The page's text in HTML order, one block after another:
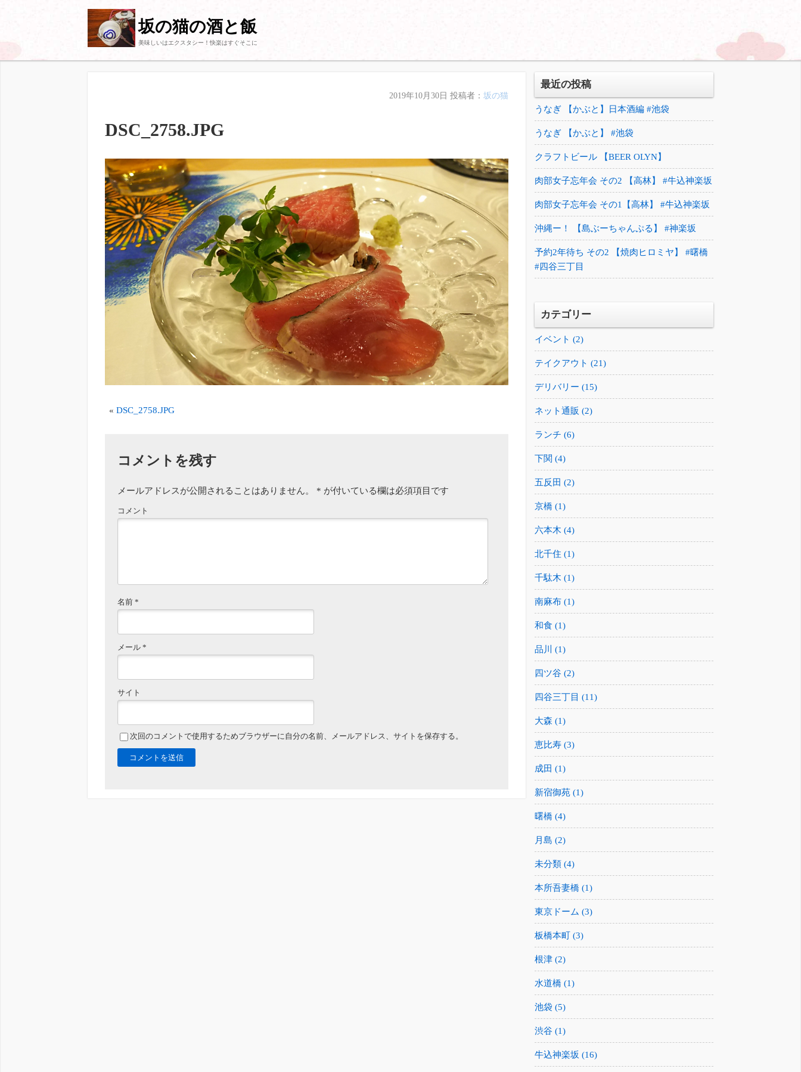
坂の猫の酒と飯
美味しいはエクスタシー！快楽はすぐそこに
2019年10月30日 投稿者： 坂の猫
DSC_2758.JPG
«DSC_2758.JPG
コメントを残す
メールアドレスが公開されることはありません。 * が付いている欄は必須項目です
コメント
名前 *
メール *
サイト
次回のコメントで使用するためブラウザーに自分の名前、メールアドレス、サイトを保存する。
最近の投稿
うなぎ 【かぶと】日本酒編 #池袋
うなぎ 【かぶと】 #池袋
クラフトビール 【BEER OLYN】
肉部女子忘年会 その2 【高林】 #牛込神楽坂
肉部女子忘年会 その1【高林】 #牛込神楽坂
沖縄ー！ 【島ぶーちゃんぷる】 #神楽坂
予約2年待ち その2 【焼肉ヒロミヤ】 #曙橋
#四谷三丁目
カテゴリー
イベント (2)
テイクアウト (21)
デリバリー (15)
ネット通販 (2)
ランチ (6)
下関 (4)
五反田 (2)
京橋 (1)
六本木 (4)
北千住 (1)
千駄木 (1)
南麻布 (1)
和食 (1)
品川 (1)
四ツ谷 (2)
四谷三丁目 (11)
大森 (1)
恵比寿 (3)
成田 (1)
新宿御苑 (1)
曙橋 (4)
月島 (2)
未分類 (4)
本所吾妻橋 (1)
東京ドーム (3)
板橋本町 (3)
根津 (2)
水道橋 (1)
池袋 (5)
渋谷 (1)
牛込神楽坂 (16)